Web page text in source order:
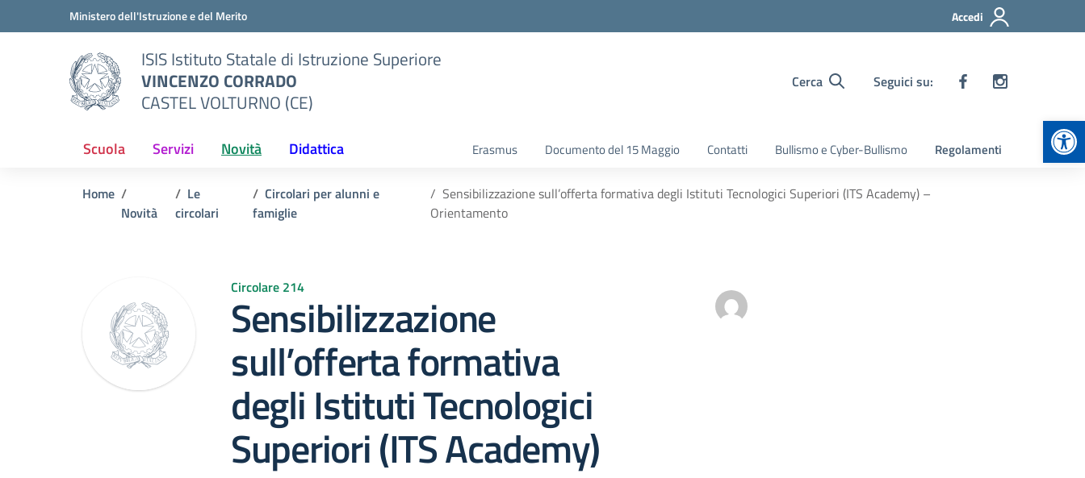
Vai ai contenuti
Vai al menu di navigazioneMinistero dell'Istruzione e del Merito Accedi
ISIS Istituto Statale di Istruzione Superiore
VINCENZO CORRADO
CASTEL VOLTURNO (CE)
Cerca Seguici su:
Scuola Servizi Novità Didattica Erasmus Documento del 15 Maggio Contatti Bullismo e Cyber-Bullismo Regolamenti
Home
Novità
Le
circolari
Circolari per alunni e
famiglie
Sensibilizzazione sull’offerta formativa degli Istituti Tecnologici Superiori (ITS Academy) –
Orientamento
Circolare 214
Sensibilizzazione
sull’offerta formativa
degli Istituti Tecnologici
Superiori (ITS Academy)